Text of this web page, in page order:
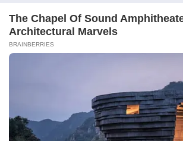
Renja Aceh Besar 2027; Saatnya Berpihak
Rakyat
17 Juni 2026
Ketika Nama Kucing Lebih Penting
Banda Aceh Jangan Terjebak
9 Juni 2026
Tol Sibanceh; Jalan Mulus yang Mematikan